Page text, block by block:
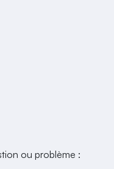
ou problème :